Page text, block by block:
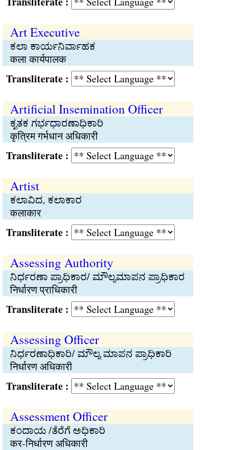
Art Executive
ಕಲಾ ಕಾರ್ಯನಿರ್ವಾಹಕ
कला कार्यपालक
:
Artificial Insemination Officer
ಕೃತಕ ಗರ್ಭಧಾರಣಾಧಿಕಾರಿ
कृत्रिम गर्भधान अधिकारी
:
Artist
ಕಲಾವಿದ, ಕಲಾಕಾರ
कलाकार
:
Assessing Authority
ನಿರ್ಧರಣಾ ಪ್ರಾಧಿಕಾರ/ ಮೌಲ್ಯಮಾಪನ ಪ್ರಾಧಿಕಾರ
निर्धारण प्राधिकारी
:
Assessing Officer
ನಿರ್ಧರಣಾಧಿಕಾರಿ/ ಮೌಲ್ಯ ಮಾಪನ ಪ್ರಾಧಿಕಾರಿ
निर्धारण अधिकारी
:
Assessment Officer
ಕಂದಾಯ /ತೆರೆಗೆ ಅಧಿಕಾರಿ
कर-निर्धारण अधिकारी